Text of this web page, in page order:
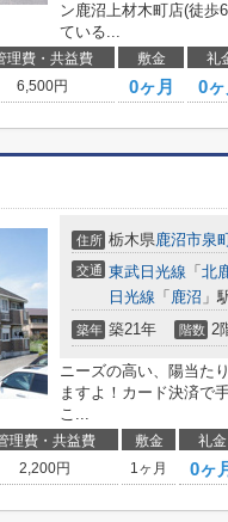
ン鹿沼上材木町店(徒
ている...
理費・共益費 敷金 礼
6,500円 0ヶ月 0ヶ
住所 栃木県鹿沼市泉
交通 東武日光線 「 北
日光線 「 鹿沼 」
築年 築21年 階数 2
ニーズの高い、陽当た
ますよ！カード決済で
こ...
理費・共益費 敷金 礼金
2,200円 1ヶ月 0ヶ